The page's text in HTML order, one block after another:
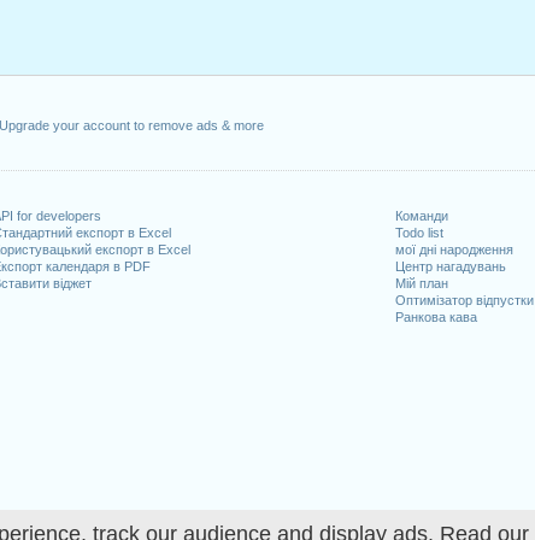
track our audience and display ads. Read our
Upgrade your account to remove ads & more
for developers
експорт в Excel
експорт в Excel
календаря в PDF
віджет
Команди
Todo list
мої дні народження
Центр нагадувань
Мій план
Оптимізатор відпустки
Ранкова кава
6, 2021
11, 2021
11, 2021
грудень 24, 2021
: п'ятниця, грудень 31, 2021
на вихідні
2020 in USA (Federal holidays)?